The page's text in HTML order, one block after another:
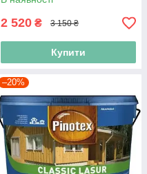
2 520 ₴ 3 150 ₴
Купити
–20%